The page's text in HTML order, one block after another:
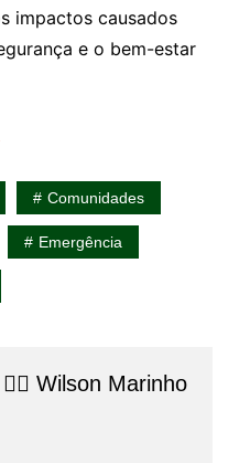
impactos causados
e o bem-estar
Comunidades
Emergência
Wilson Marinho